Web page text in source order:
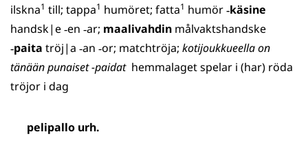
ilskna1 till; tappa1 humöret; fatta1 humör‑käsine
handsk|e ‑en ‑ar; maalivahdin målvaktshandske
‑paita tröj|a ‑an ‑or; matchtröja; kotijoukkueella on
tänään punaiset -paidat hemmalaget spelar i (har) röda
tröjor i dag
pelipallo urh.